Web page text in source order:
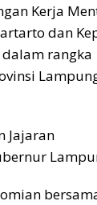
Kerja
dan
dalam rangka
Jajaran